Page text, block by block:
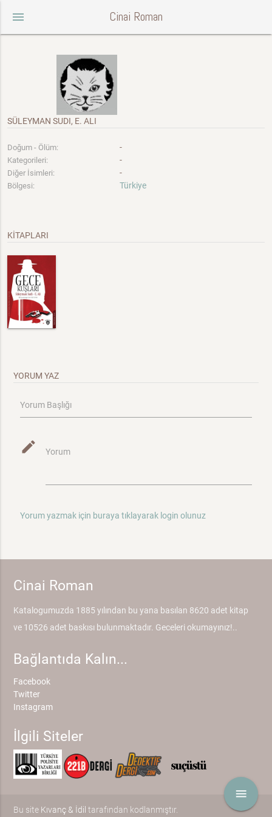
menu Cinai Roman
menu
SÜLEYMAN SUDI, E. ALI
Doğum - Ölüm: -
Kategorileri: -
Diğer İsimleri: -
Bölgesi: Türkiye
KİTAPLARI
YORUM YAZ
Yorum Başlığı
mode_edit Yorum
Yorum yazmak için buraya tıklayarak login olunuz
Cinai Roman
Katalogumuzda 1885 yılından bu yana basılan 8620 adet kitap
ve 10526 adet baskısı bulunmaktadır. Geceleri okumayınız!..
Bağlantıda Kalın...
Facebook
Twitter
Instagram
İlgili Siteler
Bu site Kıvanç & İdil tarafından kodlanmıştır.